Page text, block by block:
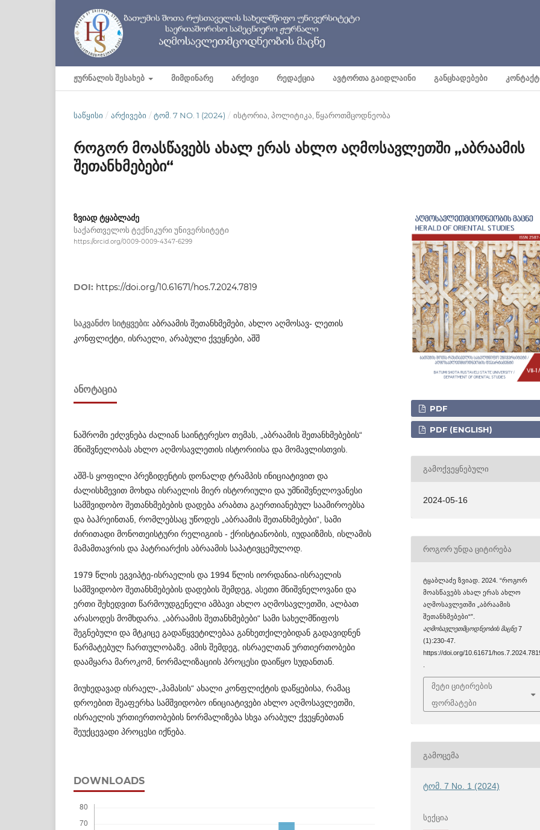
ᲟᲣᲠᲜᲐᲚᲘᲡ ᲨᲔᲡᲐᲮᲔᲑ ᲛᲘᲛᲓᲘᲜᲐᲠᲔ ᲐᲠᲥᲘᲕᲘ ᲠᲔᲓᲐᲥᲪᲘᲐ ᲐᲕᲢᲝᲠᲗᲐ ᲒᲐᲘᲓᲚᲐᲘᲜᲘ ᲒᲐᲜᲪᲮᲐᲓᲔᲑᲔᲑᲘ
ᲡᲐᲬᲧᲘᲡᲘ / ᲐᲠᲥᲘᲕᲔᲑᲘ / ᲢᲝᲛ. 7 NO. 1 (2024) / ისტორია, პოლიტიკა, წყაროთმცოდნეობა
როგორ მოასწავებს ახალ ერას ახლო აღმოსავლეთში „აბრაამის
შეთანხმებები“
ზვიად ტყაბლაძე
საქართველოს ტექნიკური უნივერსიტეტი
https://orcid.org/0009-0009-4347-6299
DOI: https://doi.org/10.61671/hos.7.2024.7819
საკვანძო სიტყვები: აბრაამის შეთანხმემები, ახლო აღმოსავ- ლეთის
კონფლიქტი, ისრაელი, არაბული ქვეყნები, აშშ
ᲐᲜᲝᲢᲐᲪᲘᲐ
ნაშრომი ეძღვნება ძალიან საინტერესო თემას, „აბრაამის შე­თა­ნხმებების“
მნიშვნელობას ახლო აღმოსავლეთის ისტორ­ი­ისა და მომავლისთვის.
აშშ-ს ყოფილი პრეზიდენტის დონალდ ტრამპის ინიცია­ტივით და
ძალისხმევით მოხდა ისრაელის მიერ ისტორიული და უმნიშვნელოვანესი
სამშვიდობო შეთანხმებების დადება არაბ­თა გაერთიანებულ საამიროებსა
და ბაჰრეინთან, რომლებსაც უწო­დეს „აბრაამის შეთანხმებები“, სამი
ძირითადი მონო­თეი­სტური რელიგიის - ქრისტიანობის, იუდაიზმის, ისლამის
მამამთავრის და პატრიარქის აბრაამის საპატივცემულოდ.
1979 წლის ეგვიპტე-ისრაელის და 1994 წლის იორდანია-ისრაელის
სამშვიდობო შეთანხმებების დადების შემდეგ, ასეთი მნიშვნელოვანი და
ერთი შეხედვით წარმოუდგენელი ამბავი ახლო აღმოსავლეთში, ალბათ
არასოდეს მომხდარა. „აბრაამის შეთანხმებები“ სამი სახელმწიფოს
შეგნებული და მტკიცე გადა­წყვეტილებაა განხეთქილებიდან გადავიდნენ
წარმატებულ ჩარ­თ­ულობაზე. ამის შემდეგ, ისრაელთან ურთიერთობები
დაამყარა მაროკომ, ნორმალიზაციის პროცესი დაიწყო სუდა­ნთან.
მიუხედავად ისრაელ-„ჰამასის“ ახალი კონფლიქტის დაწყ­ე­ბისა, რამაც
დროებით შეაფერხა სამშვიდობო ინიციატივები ახლო აღმოსავლეთში,
ისრაელის ურთიერთობების ნორმა­ლი­ზ­ება სხვა არაბულ ქვეყნებთან
შეუქცევადი პროცესი იქნება.
DOWNLOADS
PDF
PDF (ENGLISH)
ᲒᲐᲛᲝᲥᲕᲔᲧᲜᲔᲑᲣᲚᲘ
2024-05-16
ᲠᲝᲒᲝᲠ ᲣᲜᲓᲐ ᲪᲘᲢᲘᲠᲔᲑᲐ
ტყაბლაძე ზვიად. 2024. “როგორ
მოასწავებს ახალ ერას ახლო
აღმოსავლეთში „აბრაამის
შეთანხმებები“”.
აღმოსავლეთმცოდნეობის მაცნე7
(1):230-47.
https://doi.org/10.61671/
მეტი ციტირების
ფორმატები
ᲒᲐᲛᲝᲪᲔᲛᲐ
ტომ. 7 No. 1 (2024)
ᲡᲔᲥᲪᲘᲐ